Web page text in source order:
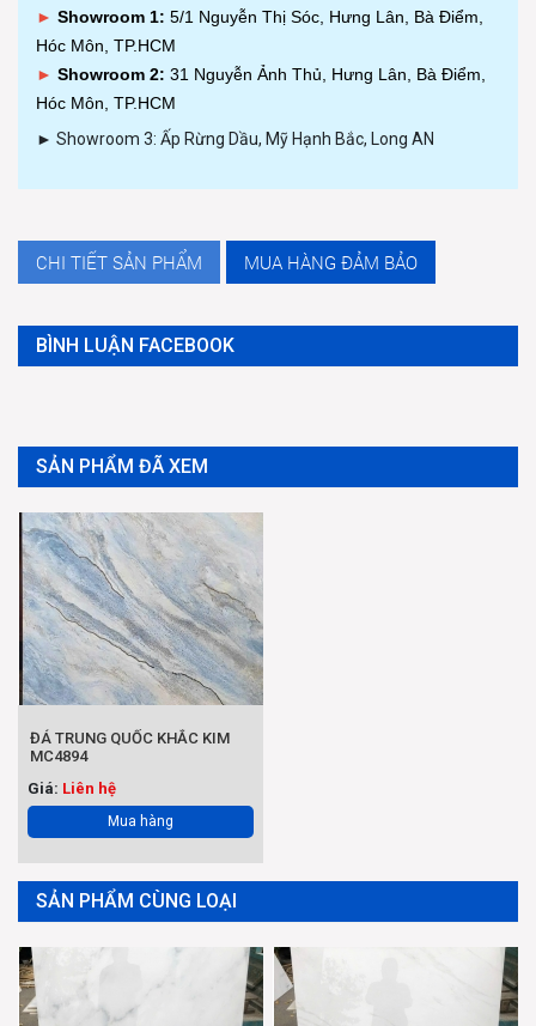
► Showroom 1: 5/1 Nguyễn Thị Sóc, Hưng Lân, Bà Điểm,
Hóc Môn, TP.HCM
► Showroom 2: 31 Nguyễn Ảnh Thủ, Hưng Lân, Bà Điểm,
Hóc Môn, TP.HCM
► Showroom 3: Ấp Rừng Dầu, Mỹ Hạnh Bắc, Long AN
CHI TIẾT SẢN PHẨM MUA HÀNG ĐẢM BẢO
BÌNH LUẬN FACEBOOK
SẢN PHẨM ĐÃ XEM
ĐÁ TRUNG QUỐC KHẮC KIM
MC4894
Giá: Liên hệ
Mua hàng
SẢN PHẨM CÙNG LOẠI